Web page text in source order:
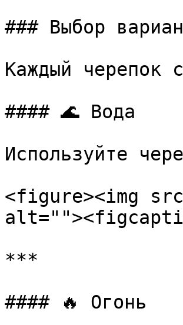
### Выбор
Каждый черепок
#### 🌊 Вода
Используйте
<figure><img
***
#### 🔥 Огонь